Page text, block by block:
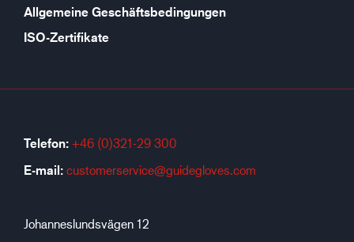
Allgemeine Geschäftsbedingungen
ISO-Zertifikate
Telefon: +46 (0)321-29 300
E-mail: customerservice@guidegloves.com
Johanneslundsvägen 12